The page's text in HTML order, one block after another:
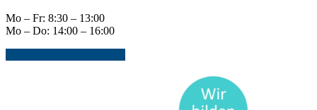
Mo – Fr: 8:30 – 13:00
Mo – Do: 14:00 – 16:00